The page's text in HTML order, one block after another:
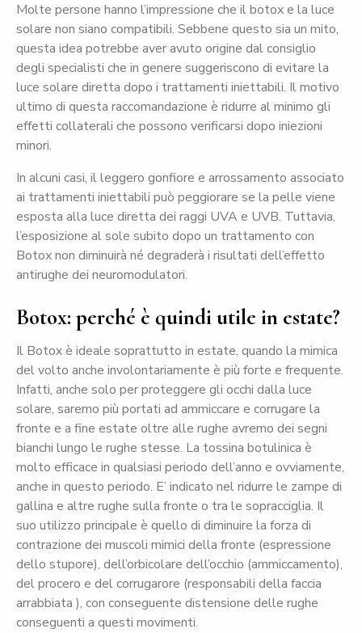
Molte persone hanno l’impressione che il botox e la luce
solare non siano compatibili. Sebbene questo sia un mito,
questa idea potrebbe aver avuto origine dal consiglio
degli specialisti che in genere suggeriscono di evitare la
luce solare diretta dopo i trattamenti iniettabili. Il motivo
ultimo di questa raccomandazione è ridurre al minimo gli
effetti collaterali che possono verificarsi dopo iniezioni
minori.
In alcuni casi, il leggero gonfiore e arrossamento associato
ai trattamenti iniettabili può peggiorare se la pelle viene
esposta alla luce diretta dei raggi UVA e UVB. Tuttavia,
l’esposizione al sole subito dopo un trattamento con
Botox non diminuirà né degraderà i risultati dell’effetto
antirughe dei neuromodulatori.
Botox: perché è quindi utile in estate?
Il Botox è ideale soprattutto in estate, quando la mimica
del volto anche involontariamente è più forte e frequente.
Infatti, anche solo per proteggere gli occhi dalla luce
solare, saremo più portati ad ammiccare e corrugare la
fronte e a fine estate oltre alle rughe avremo dei segni
bianchi lungo le rughe stesse. La tossina botulinica è
molto efficace in qualsiasi periodo dell’anno e ovviamente,
anche in questo periodo. E’ indicato nel ridurre le zampe di
gallina e altre rughe sulla fronte o tra le sopracciglia. Il
suo utilizzo principale è quello di diminuire la forza di
contrazione dei muscoli mimici della fronte (espressione
dello stupore), dell’orbicolare dell’occhio (ammiccamento),
del procero e del corrugarore (responsabili della faccia
arrabbiata ), con conseguente distensione delle rughe
conseguenti a questi movimenti.